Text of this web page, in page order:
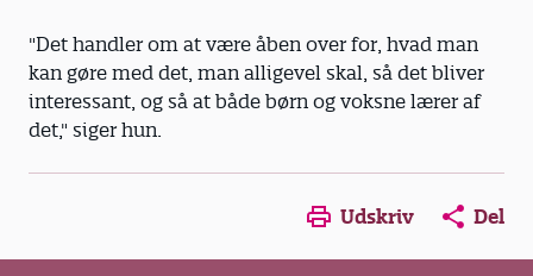
"Det handler om at være åben over for, hvad man
kan gøre med det, man alligevel skal, så det bliver
interessant, og så at både børn og voksne lærer af
det," siger hun.
Opens in a new window
Opens in a new
Opens in
Udskriv Del